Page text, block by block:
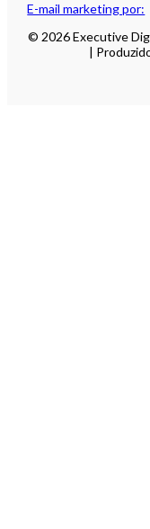
E-mail marketing por:
© 2026 Executive
|